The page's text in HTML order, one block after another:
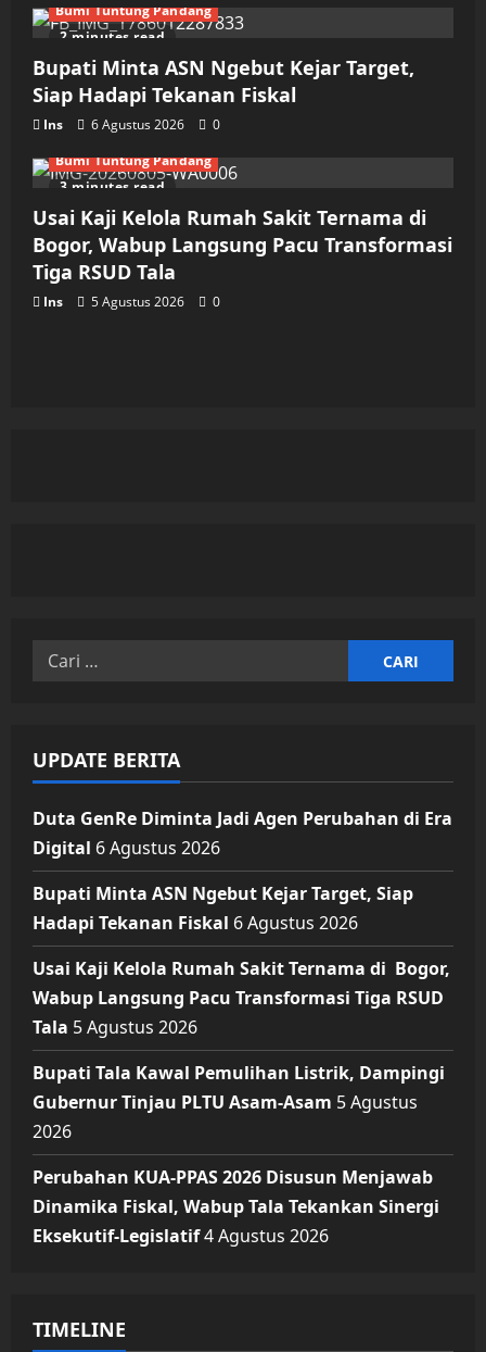
2 minutes read
Bumi Tuntung Pandang
Bupati Minta ASN Ngebut Kejar Target,
Siap Hadapi Tekanan Fiskal
Ins 6 Agustus 2026 0
3 minutes read
Bumi Tuntung Pandang
Usai Kaji Kelola Rumah Sakit Ternama di
Bogor, Wabup Langsung Pacu Transformasi
Tiga RSUD Tala
Ins 5 Agustus 2026 0
Cari
UPDATE BERITA
Duta GenRe Diminta Jadi Agen Perubahan di Era
Digital 6 Agustus 2026
Bupati Minta ASN Ngebut Kejar Target, Siap
Hadapi Tekanan Fiskal 6 Agustus 2026
Usai Kaji Kelola Rumah Sakit Ternama di Bogor,
Wabup Langsung Pacu Transformasi Tiga RSUD
Tala 5 Agustus 2026
Bupati Tala Kawal Pemulihan Listrik, Dampingi
Gubernur Tinjau PLTU Asam-Asam 5 Agustus
2026
Perubahan KUA-PPAS 2026 Disusun Menjawab
Dinamika Fiskal, Wabup Tala Tekankan Sinergi
Eksekutif-Legislatif4 Agustus 2026
TIMELINE